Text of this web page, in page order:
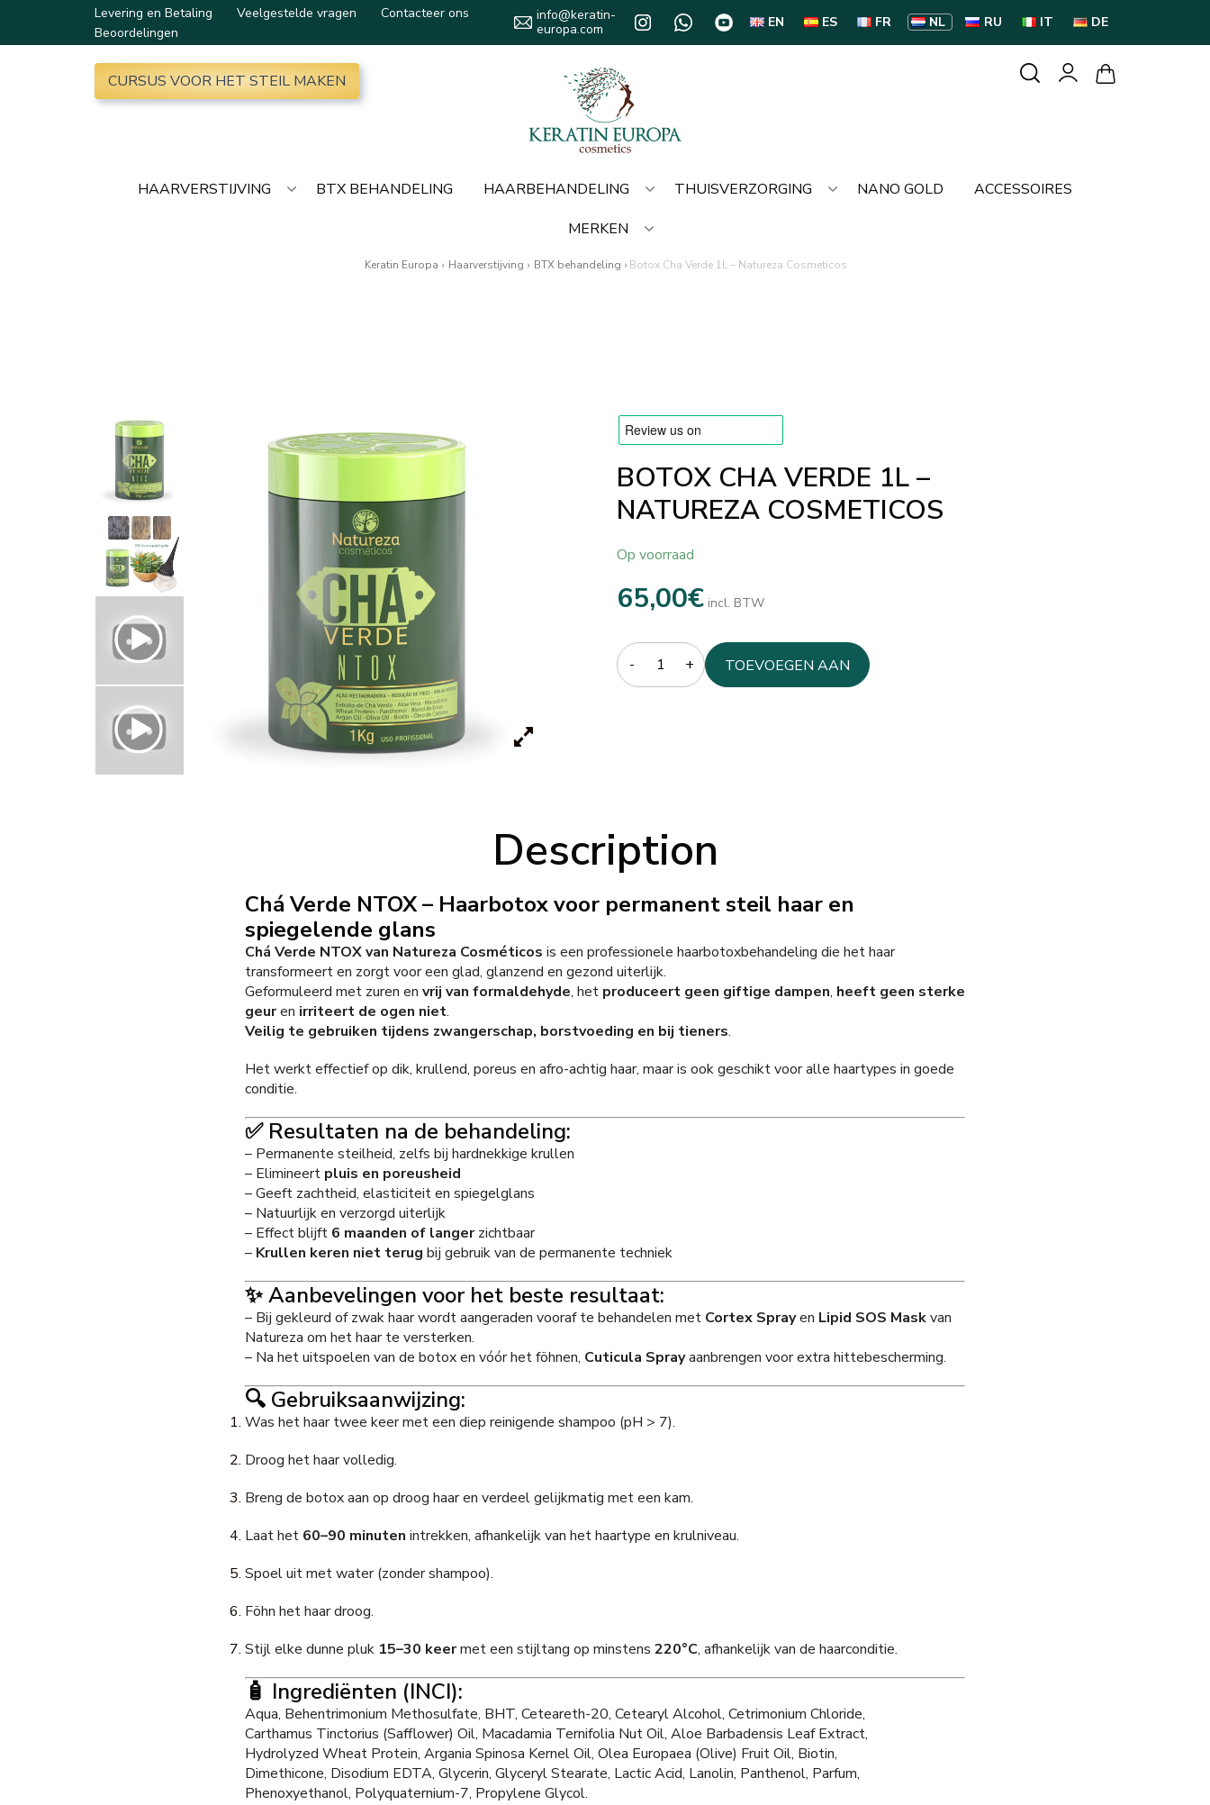
Levering en Betaling Veelgestelde vragen
Contacteer ons
Beoordelingen
info@keratin-
europa.com
EN ES FR NL RU IT DE
CURSUS VOOR HET STEIL MAKEN
HAARVERSTIJVING BTX BEHANDELING HAARBEHANDELING THUISVERZORGING NANO GOLD
ACCESSOIRES
MERKEN
Keratin Europa › Haarverstijving › BTX behandeling › Botox Cha Verde 1L – Natureza Cosmeticos
BOTOX CHA VERDE 1L –
NATUREZA COSMETICOS
Op voorraad
65,00€ incl. BTW
Quantity
TOEVOEGEN AAN
Description
Chá Verde NTOX – Haarbotox voor permanent steil haar en
spiegelende glans
Chá Verde NTOX van Natureza Cosméticos is een professionele haarbotoxbehandeling die het haar
transformeert en zorgt voor een glad, glanzend en gezond uiterlijk.
Geformuleerd met zuren en vrij van formaldehyde, het produceert geen giftige dampen, heeft geen sterke
geuren irriteert de ogen niet.
Veilig te gebruiken tijdens zwangerschap, borstvoeding en bij tieners.
Het werkt effectief op dik, krullend, poreus en afro-achtig haar, maar is ook geschikt voor alle haartypes in goede
conditie.
✅ Resultaten na de behandeling:
– Permanente steilheid, zelfs bij hardnekkige krullen
– Elimineert pluis en poreusheid
– Geeft zachtheid, elasticiteit en spiegelglans
– Natuurlijk en verzorgd uiterlijk
– Effect blijft 6 maanden of langerzichtbaar
– Krullen keren niet terug bij gebruik van de permanente techniek
✨ Aanbevelingen voor het beste resultaat:
– Bij gekleurd of zwak haar wordt aangeraden vooraf te behandelen met Cortex Sprayen Lipid SOS Maskvan
Natureza om het haar te versterken.
– Na het uitspoelen van de botox en vóór het föhnen, Cuticula Sprayaanbrengen voor extra hittebescherming.
🔍 Gebruiksaanwijzing:
Was het haar twee keer met een diep reinigende shampoo (pH > 7).
Droog het haar volledig.
Breng de botox aan op droog haar en verdeel gelijkmatig met een kam.
Laat het 60–90 minuten intrekken, afhankelijk van het haartype en krulniveau.
Spoel uit met water (zonder shampoo).
Föhn het haar droog.
Stijl elke dunne pluk 15–30 keermet een stijltang op minstens 220°C, afhankelijk van de haarconditie.
🧴 Ingrediënten (INCI):
Aqua, Behentrimonium Methosulfate, BHT, Ceteareth-20, Cetearyl Alcohol, Cetrimonium Chloride,
Carthamus Tinctorius (Safflower) Oil, Macadamia Ternifolia Nut Oil, Aloe Barbadensis Leaf Extract,
Hydrolyzed Wheat Protein, Argania Spinosa Kernel Oil, Olea Europaea (Olive) Fruit Oil, Biotin,
Dimethicone, Disodium EDTA, Glycerin, Glyceryl Stearate, Lactic Acid, Lanolin, Panthenol, Parfum,
Phenoxyethanol, Polyquaternium-7, Propylene Glycol.